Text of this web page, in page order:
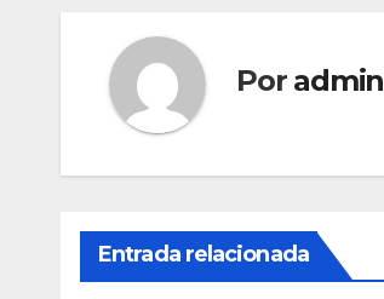
Por admin
Entrada relacionada